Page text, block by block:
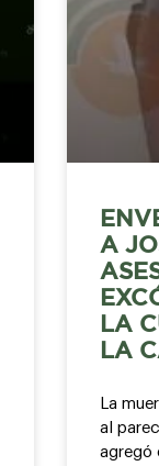
A
LA
LA
La
al
agregó